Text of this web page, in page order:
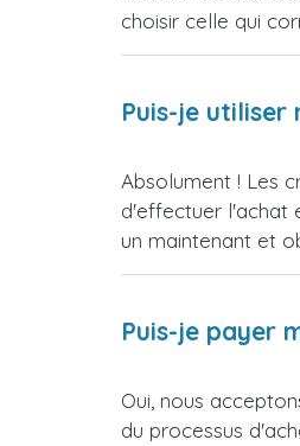
choisir celle qui
Puis-je
Absolument ! Les
d'effectuer l'achat
un maintenant et
Puis-je payer
Oui, nous
du processus